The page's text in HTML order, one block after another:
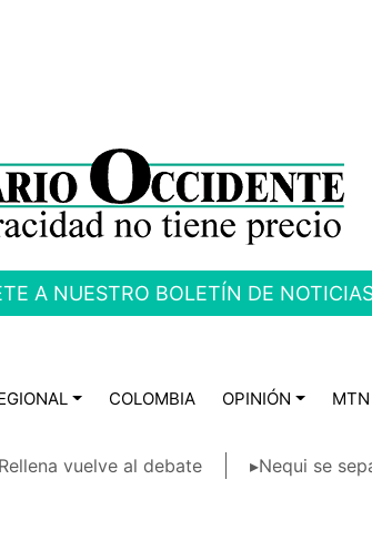
A NUESTRO BOLETÍN DE
COLOMBIA OPINIÓN MTN
vuelve al debate
▸Nequi se